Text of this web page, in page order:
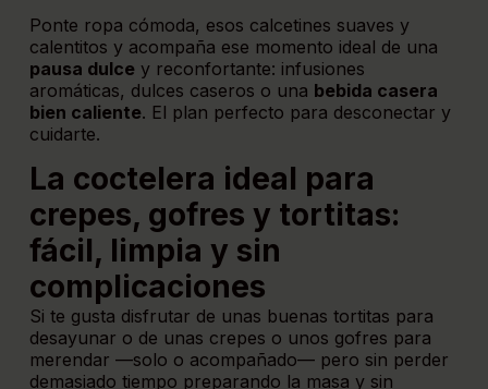
Ponte ropa cómoda, esos calcetines suaves y
calentitos y acompaña ese momento ideal de una
pausa dulce y reconfortante: infusiones
aromáticas, dulces caseros o una bebida casera
bien caliente. El plan perfecto para desconectar y
cuidarte.
La coctelera ideal para
crepes, gofres y tortitas:
fácil, limpia y sin
complicaciones
Si te gusta disfrutar de unas buenas tortitas para
desayunar o de unas crepes o unos gofres para
merendar —solo o acompañado— pero sin perder
demasiado tiempo preparando la masa y sin